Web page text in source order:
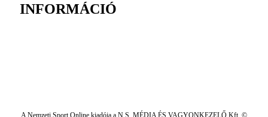
INFORMÁCIÓ
A Nemzeti Sport Online kiadója a N.S. MÉDIA ÉS VAGYONKEZELŐ Kft. ©